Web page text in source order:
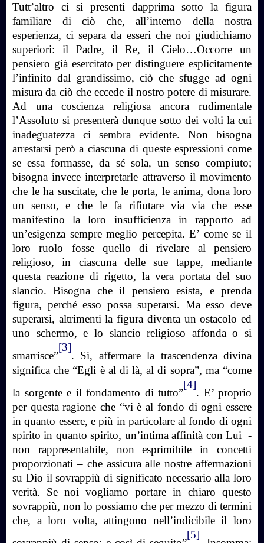
Tutt’altro ci si presenti dapprima sotto la figura
familiare di ciò che, all’interno della nostra
esperienza, ci separa da esseri che noi giudichiamo
superiori: il Padre, il Re, il Cielo…Occorre un
pensiero già esercitato per distinguere esplicitamente
l’infinito dal grandissimo, ciò che sfugge ad ogni
misura da ciò che eccede il nostro potere di misurare.
Ad una coscienza religiosa ancora rudimentale
l’Assoluto si presenterà dunque sotto dei volti la cui
inadeguatezza ci sembra evidente. Non bisogna
arrestarsi però a ciascuna di queste espressioni come
se essa formasse, da sé sola, un senso compiuto;
bisogna invece interpretarle attraverso il movimento
che le ha suscitate, che le porta, le anima, dona loro
un senso, e che le fa rifiutare via via che esse
manifestino la loro insufficienza in rapporto ad
un’esigenza sempre meglio percepita. E’ come se il
loro ruolo fosse quello di rivelare al pensiero
religioso, in ciascuna delle sue tappe, mediante
questa reazione di rigetto, la vera portata del suo
slancio. Bisogna che il pensiero esista, e prenda
figura, perché esso possa superarsi. Ma esso deve
superarsi, altrimenti la figura diventa un ostacolo ed
uno schermo, e lo slancio religioso affonda o si
smarrisce”
[3]
. Sì, affermare la trascendenza divina
significa che “Egli è al di là, al di sopra”, ma “come
la sorgente e il fondamento di tutto”
[4]
. E’ proprio
per questa ragione che “vi è al fondo di ogni essere
in quanto essere, e più in particolare al fondo di ogni
spirito in quanto spirito, un’intima affinità con Lui -
non rappresentabile, non esprimibile in concetti
proporzionati – che assicura alle nostre affermazioni
su Dio il sovrappiù di significato necessario alla loro
verità. Se noi vogliamo portare in chiaro questo
sovrappiù, non lo possiamo che per mezzo di termini
che, a loro volta, attingono nell’indicibile il loro
[5]